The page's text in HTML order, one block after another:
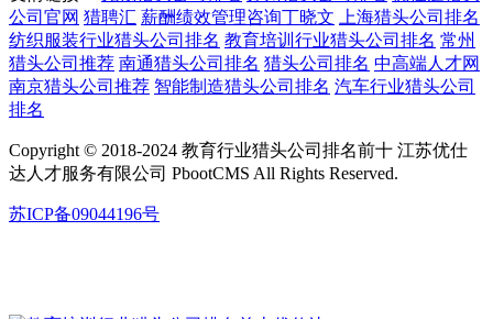
公司官网 猎聘汇 薪酬绩效管理咨询丁晓文
上海猎头公司排名
纺织服装行业猎头公司排名 教育培训行业猎头公司排名 常州
猎头公司推荐 南通猎头公司排名 猎头公司排名 中高端人才网
南京猎头公司推荐 智能制造猎头公司排名 汽车行业猎头公司
排名
Copyright © 2018-2024 教育行业猎头公司排名前十 江苏优仕
达人才服务有限公司 PbootCMS All Rights Reserved.
苏ICP备09044196号